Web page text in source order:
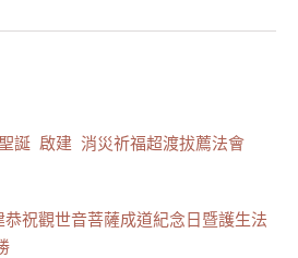
誕 啟建 消災祈福超渡拔薦法會
祝觀世音菩薩成道紀念日暨護生法